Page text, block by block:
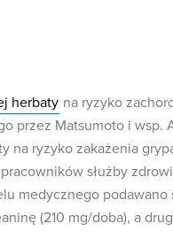
herbaty na ryzyko
przez Matsumoto i wsp.
na ryzyko zakażenia
służby
medycznego
(210 mg/doba), a